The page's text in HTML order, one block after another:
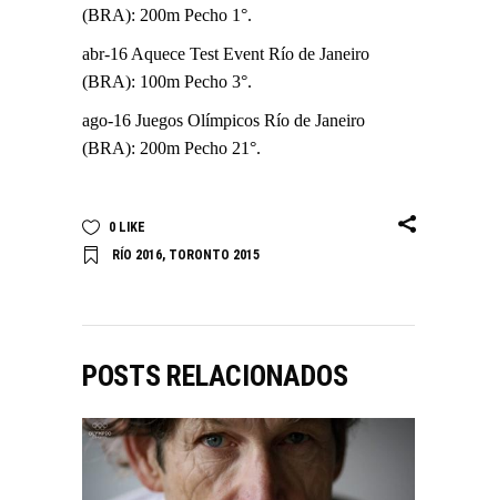
(BRA): 200m Pecho 1°.
abr-16 Aquece Test Event Río de Janeiro
(BRA): 100m Pecho 3°.
ago-16 Juegos Olímpicos Río de Janeiro
(BRA): 200m Pecho 21°.
0 LIKE
RÍO 2016, TORONTO 2015
POSTS RELACIONADOS